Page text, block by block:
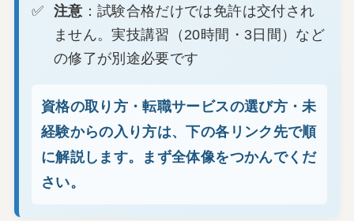
注意 ：試験合格だけでは免許は交付され
ません。実技講習（20時間・3日間）など
の修了が別途必要です
資格の取り方・転職サービスの選び方・未
経験からの入り方は、下の各リンク先で順
に解説します。まず全体像をつかんでくだ
さい。